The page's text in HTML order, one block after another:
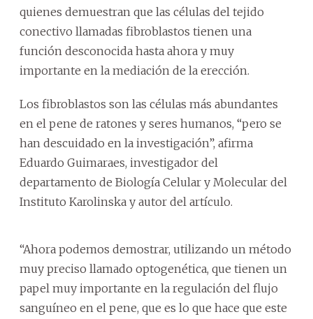
quienes demuestran que las células del tejido
conectivo llamadas fibroblastos tienen una
función desconocida hasta ahora y muy
importante en la mediación de la erección.
Los fibroblastos son las células más abundantes
en el pene de ratones y seres humanos, “pero se
han descuidado en la investigación”, afirma
Eduardo Guimaraes, investigador del
departamento de Biología Celular y Molecular del
Instituto Karolinska y autor del artículo.
“Ahora podemos demostrar, utilizando un método
muy preciso llamado optogenética, que tienen un
papel muy importante en la regulación del flujo
sanguíneo en el pene, que es lo que hace que este